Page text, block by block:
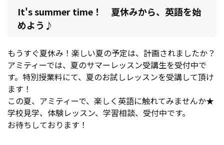
It's summer time！ 夏休みから、英語を始
めよう♪
もうすぐ夏休み！楽しい夏の予定は、計画されましたか？
アミティーでは、夏のサマーレッスン受講生を受付中で
す。特別授業料にて、夏のお試しレッスンを受講して頂け
ます！
この夏、アミティーで、楽しく英語に触れてみませんか★
学校見学、体験レッスン、学習相談、受付中です。
お待ちしております！